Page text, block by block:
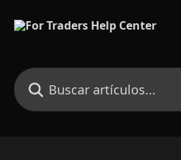
Buscar artículos...